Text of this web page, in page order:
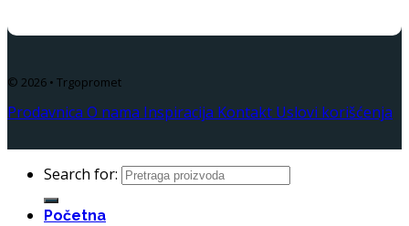
© 2026 • Trgopromet
Prodavnica O nama Inspiracija Kontakt Uslovi korišćenja
Search for:
Početna